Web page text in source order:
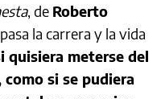
, de Roberto
la carrera y la vida
quisiera meterse del
si se pudiera